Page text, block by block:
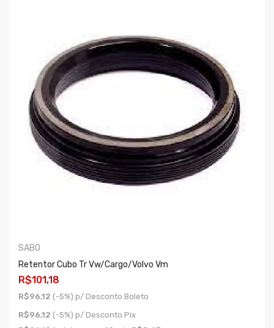
SABO
Retentor Cubo Tr Vw/cargo/volvo Vm
R$101,18
R$96,12 (-5%) p/ Desconto Boleto
R$96,12 (-5%) p/ Desconto Pix